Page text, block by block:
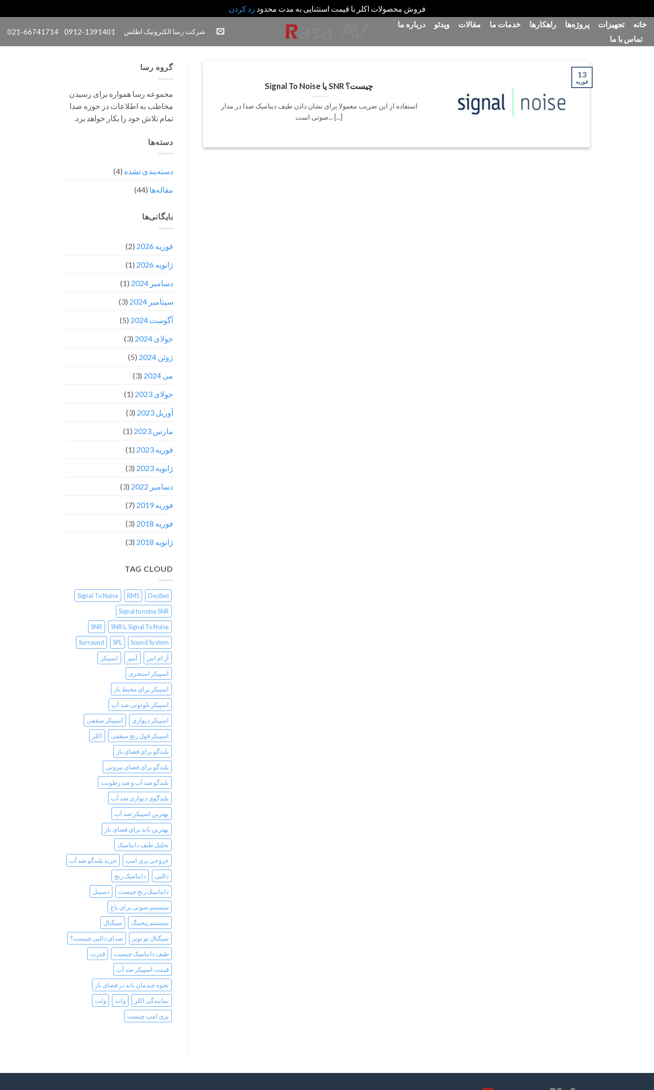
فروش محصولات اکلر با قیمت استثنایی به مدت محدود رد کردن
پرش
محتوا
خانه تجهیزات پروژه‌ها راهکارها خدمات ما مقالات ویدئو
درباره ما
تماس با ما
شرکت رسا الکترونیک اطلس 0912-1391401
021-66741714
Signal To Noise یا SNR چیست؟
استفاده از این ضریب معمولا برای نشان دادن طیف دینامیک صدا در مدار
صوتی است... [...]
13
فوریه
گروه رسا
مجموعه رسا همواره برای رسیدن
مخاطب به اطلاعات در حوزه صدا
تمام تلاش خود را بکار خواهد برد.
دسته‌ها
دسته‌بندی نشده (4)
مقاله‌ها (44)
بایگانی‌ها
فوریه 2026
(2)
ژانویه 2026
(1)
دسامبر 2024
(1)
سپتامبر 2024
(3)
آگوست 2024
(5)
جولای 2024
(3)
ژوئن 2024
(5)
می 2024
(3)
جولای 2023
(1)
آوریل 2023
(3)
مارس 2023
(1)
فوریه 2023
(1)
ژانویه 2023
(3)
دسامبر 2022
(3)
فوریه 2019
(7)
فوریه 2018
(3)
ژانویه 2018
(3)
TAG CLOUD
Decibel
RMS
Signal To Noise
Signal to noise SNR
Signal To Noise یا SNR
SNR
Sound System
SPL
Surround
آر ام اس
آمپر
اسپیکر
اسپیکر استخری
اسپیکر برای محیط باز
اسپیکر بلوتوثی ضد آب
اسپیکر دیواری
اسپیکر سقفی
اسپیکر فول رنج سقفی
اکلر
بلندگو برای فضای باز
بلندگو برای فضای بیرونی
بلندگو ضد آب و ضد رطوبت
بلندگوی دیواری ضد آب
بهترین اسپیکر ضد آب
بهترین باند برای فضای باز
تحلیل طیف داینامیک
خروجی پری امپ
خرید بلندگو ضد آب
دالبی
داینامیک رنج
داینامیک رنج چیست
دسیبل
سیستم صوتی برای باغ
سیستم پیجینگ
سیگنال
سیگنال تو نویز
صدای دالبی چیست؟
طیف داینامیک چیست
قدرت
قیمت اسپیکر ضد آب
نحوه چیدمان باند در فضای باز
نمایندگی اکلر
وات
ولت
پری امپ چیست